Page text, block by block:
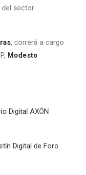
del sector
, correrá a cargo
Modesto
Digital AXÓN
Digital de Foro